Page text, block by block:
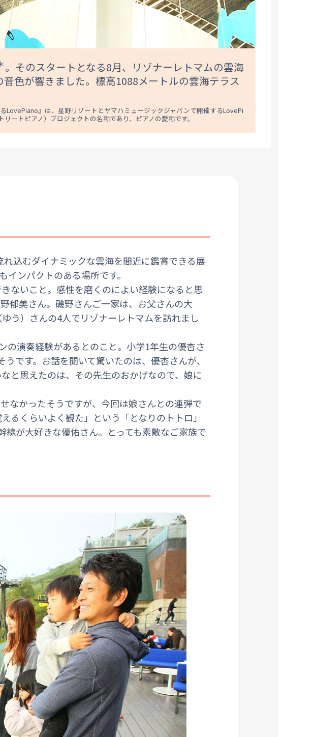
。そのスタートとなる8月、リゾナーレトマムの雲海
色が響きました。標高1088メートルの雲海テラス
LovePiano』は、星野リゾートとヤマハミュージックジャパンで開催するLovePi
リートピアノ）プロジェクトの名称であり、ピアノの愛称です。
込むダイナミックな雲海を間近に鑑賞できる展
ンパクトのある場所です。
ないこと。感性を磨くのによい経験になると思
郁美さん。磯野さんご一家は、お父さんの大
う）さんの4人でリゾナーレトマムを訪れまし
の演奏経験があるとのこと。小学1年生の優杏さ
です。お話を聞いて驚いたのは、優杏さんが、
と思えたのは、その先生のおかげなので、娘に
なかったそうですが、今回は娘さんとの連弾で
るくらいよく観た」という「となりのトトロ」
が大好きな優佑さん。とっても素敵なご家族で